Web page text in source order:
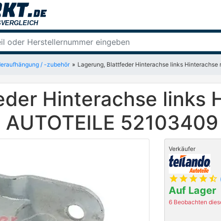
/ -zubehör Lagerung, Blattfeder Hinterachse links Hinterachse
Hinterachse links
52103409
Verkäufer
star star star star star_half
Auf Lager
6 Beobachten